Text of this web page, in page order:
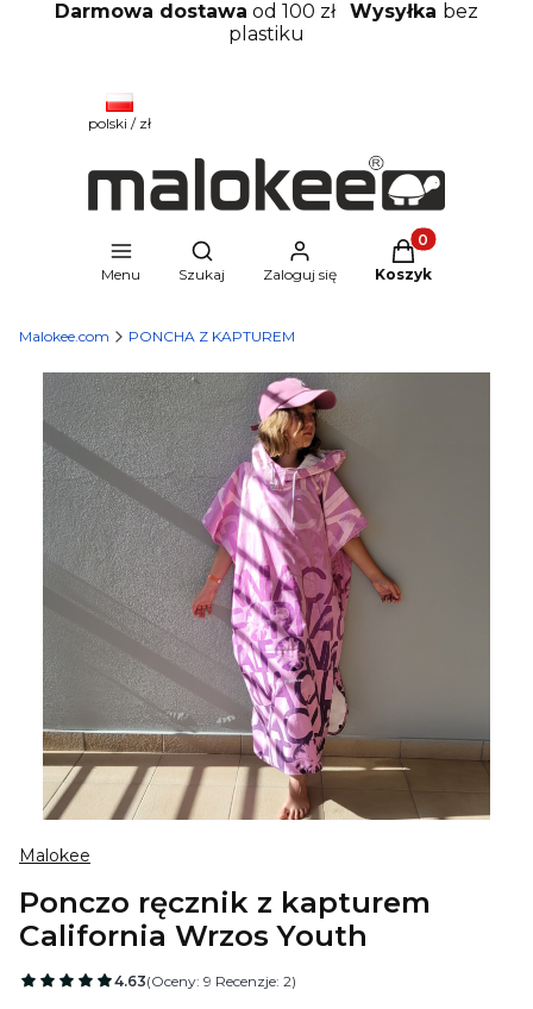
Darmowa dostawa od 100 zł Wysyłka bez
plastiku
polski / zł
Menu
Otwórz wyszukiwarkę
Szukaj Zaloguj się
Produkty w
Koszyk
Malokee.com PONCHA Z KAPTUREM
Malokee
Ponczo ręcznik z kapturem
California Wrzos Youth
4.63(Oceny: 9 Recenzje: 2)